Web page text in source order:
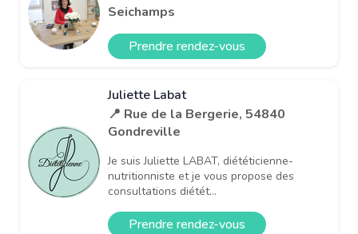
Seichamps
Prendre rendez-vous
Juliette Labat
📍 Rue de la Bergerie, 54840
Gondreville
Je suis Juliette LABAT, diététicienne-
nutritionniste et je vous propose des
consultations diétét...
Prendre rendez-vous